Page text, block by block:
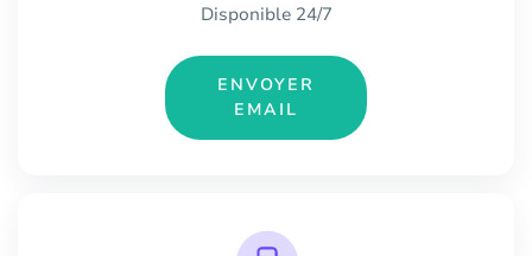
Disponible 24/7
ENVOYER
EMAIL